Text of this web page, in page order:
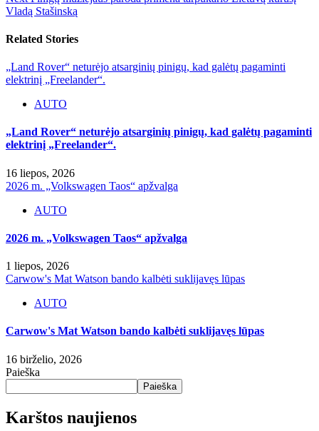
Vladą Stašinską
Related Stories
„Land Rover“ neturėjo atsarginių pinigų, kad galėtų pagaminti
elektrinį „Freelander“.
AUTO
„Land Rover“ neturėjo atsarginių pinigų, kad galėtų pagaminti
elektrinį „Freelander“.
16 liepos, 2026
2026 m. „Volkswagen Taos“ apžvalga
AUTO
2026 m. „Volkswagen Taos“ apžvalga
1 liepos, 2026
Carwow's Mat Watson bando kalbėti suklijavęs lūpas
AUTO
Carwow's Mat Watson bando kalbėti suklijavęs lūpas
16 birželio, 2026
Paieška
Paieška
Karštos naujienos